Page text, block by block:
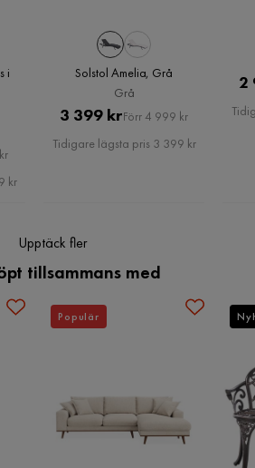
Luino
i
kr
Solstol Amelia, Grå
Grå
Pris
3 399 krOriginal
Pris
Förr 4 999 kr
Tidigare lägsta pris 3 399 kr
2
Upptäck fler
tillsammans med
Populär